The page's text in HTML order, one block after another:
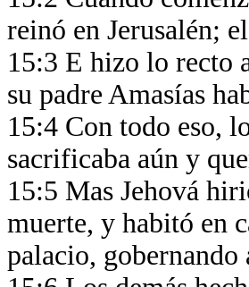
reinó en Jerusalén;
15:3 E hizo lo recto
su padre Amasías
15:4 Con todo eso,
sacrificaba aún y
15:5 Mas Jehová
muerte, y habitó en
palacio, gobernando